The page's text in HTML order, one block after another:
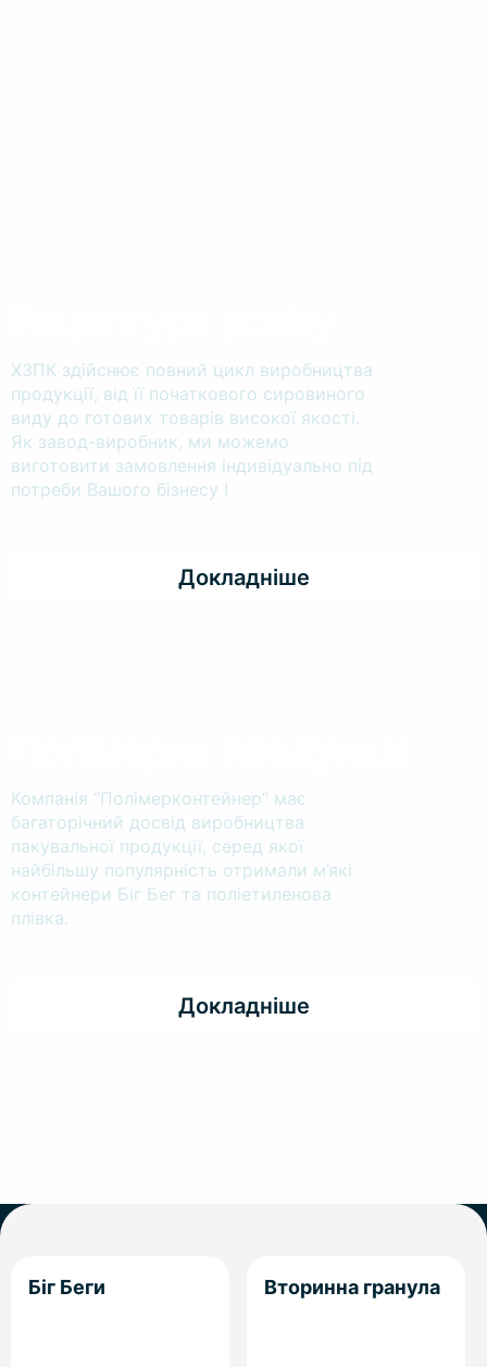
ХЗПК здійснює повний цикл виробництва
продукції, від її початкового сировиного
виду до готових товарів високої якості.
Як завод-виробник, ми можемо
виготовити замовлення індивідуально під
потреби Вашого бізнесу !
Докладніше
Компанія “Полімерконтейнер” має
багаторічний досвід виробництва
пакувальної продукції, серед якої
найбільшу популярність отримали м’які
контейнери Біг Бег та поліетиленова
плівка.
Докладніше
Біг Беги Вторинна гранула